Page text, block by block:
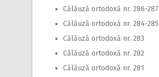
Călăuză ortodoxă nr. 286-287
Călăuză ortodoxă nr. 284-285
Călăuză ortodoxă nr. 283
Călăuză ortodoxă nr. 282
Călăuză ortodoxă nr. 281